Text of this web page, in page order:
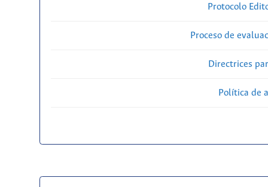
Protocolo
Proceso de
Directrices
Política de